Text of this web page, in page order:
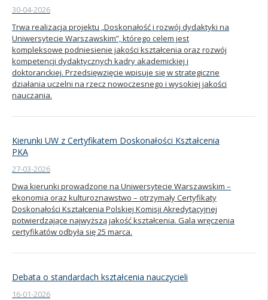
Kandydat
Absolwent
30-04-2026
Trwa realizacja projektu „Doskonałość i rozwój dydaktyki na
Uniwersytecie Warszawskim”, którego celem jest
kompleksowe podniesienie jakości kształcenia oraz rozwój
kompetencji dydaktycznych kadry akademickiej i
doktoranckiej. Przedsięwzięcie wpisuje się w strategiczne
działania uczelni na rzecz nowoczesnego i wysokiej jakości
nauczania.
Kierunki UW z Certyfikatem Doskonałości Kształcenia
PKA
27-03-2026
Dwa kierunki prowadzone na Uniwersytecie Warszawskim –
ekonomia oraz kulturoznawstwo – otrzymały Certyfikaty
Doskonałości Kształcenia Polskiej Komisji Akredytacyjnej
potwierdzające najwyższą jakość kształcenia. Gala wręczenia
certyfikatów odbyła się 25 marca.
Debata o standardach kształcenia nauczycieli
16-01-2026